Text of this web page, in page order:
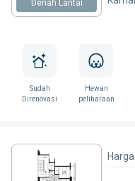
Denah Lantai
Sudah
Direnovasi
Hewan
peliharaan